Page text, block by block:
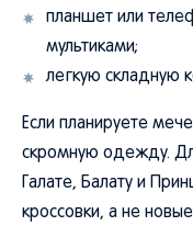
планшет или
мультиками;
легкую складную
Если планируете
скромную одежду.
Галате, Балату и
кроссовки, а не